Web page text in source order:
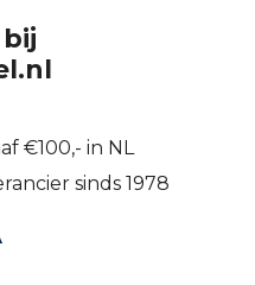
€100,- in NL
sinds 1978